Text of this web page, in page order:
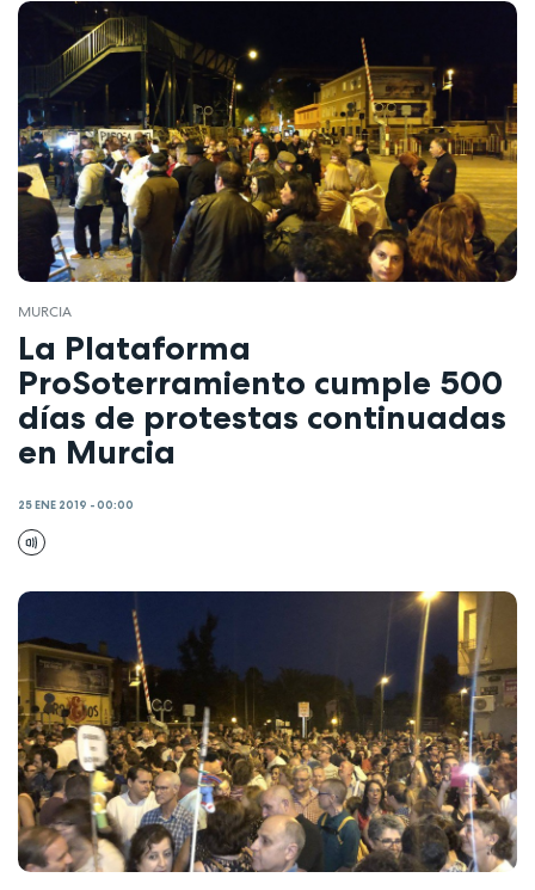
MURCIA
La Plataforma
ProSoterramiento cumple 500
días de protestas continuadas
en Murcia
25 ENE 2019 - 00:00